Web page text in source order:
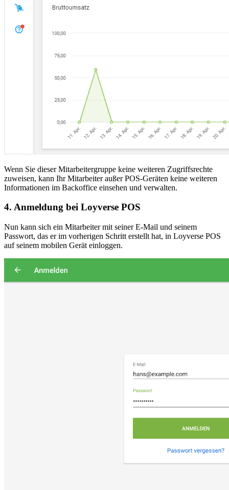
Wenn Sie dieser Mitarbeitergruppe keine weiteren Zugriffsrechte
zuweisen, kann Ihr Mitarbeiter außer POS-Geräten keine weiteren
Informationen im Backoffice einsehen und verwalten.
4. Anmeldung bei Loyverse POS
Nun kann sich ein Mitarbeiter mit seiner E-Mail und seinem
Passwort, das er im vorherigen Schritt erstellt hat, in Loyverse POS
auf seinem mobilen Gerät einloggen.